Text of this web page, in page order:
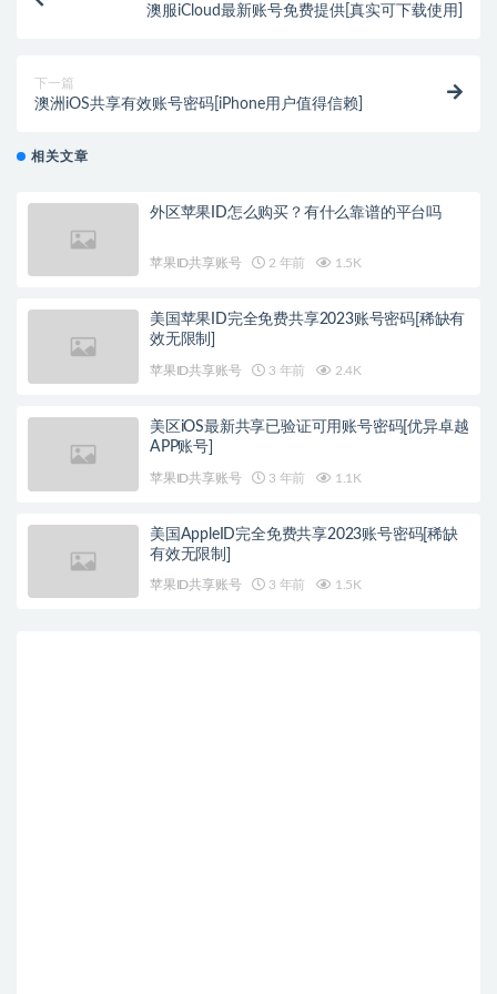
澳服iCloud最新账号免费提供[真实可下载使用]
下一篇
澳洲iOS共享有效账号密码[iPhone用户值得信赖]
相关文章
外区苹果ID怎么购买？有什么靠谱的平台吗
苹果ID共享账号 2 年前 1.5K
美国苹果ID完全免费共享2023账号密码[稀缺有
效无限制]
苹果ID共享账号 3 年前 2.4K
美区iOS最新共享已验证可用账号密码[优异卓越
APP账号]
苹果ID共享账号 3 年前 1.1K
美国AppleID完全免费共享2023账号密码[稀缺
有效无限制]
苹果ID共享账号 3 年前 1.5K